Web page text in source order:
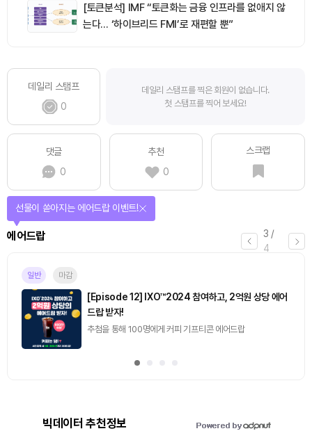
[토큰분석] IMF “토큰화는 금융 인프라를 없애지 않
는다… ‘하이브리드 FMI’로 재편할 뿐”
데일리 스탬프
0
데일리 스탬프를 찍은 회원이 없습니다.
첫 스탬프를 찍어 보세요!
댓글
0
추천
0
스크랩
3 /
4
에어드랍
선물이 쏟아지는 에어드랍 이벤트!
일반 마감
[Episode 12] IXO™2024 참여하고, 2억원 상당 에어
드랍 받자!
추첨을 통해 100명에게 커피 기프티콘 에어드랍
빅데이터 추천정보